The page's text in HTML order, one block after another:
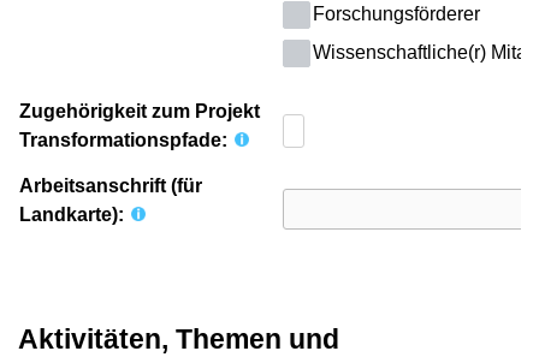
Forschungsförderer
Wissenschaftliche(r)
Zugehörigkeit zum Projekt
Transformationspfade:
Arbeitsanschrift (für
Landkarte):
Aktivitäten, Themen und